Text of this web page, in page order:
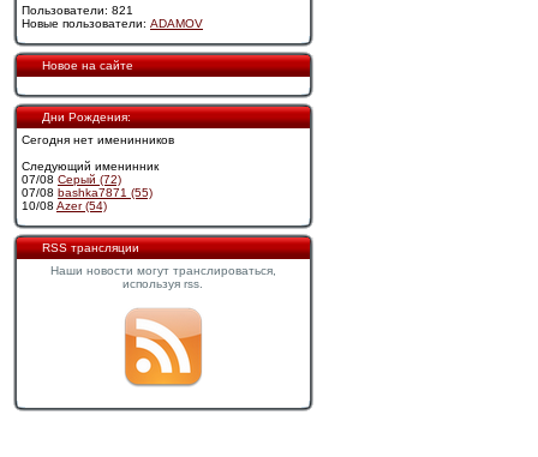
Пользователи: 821
Новые пользователи: ADAMOV
Новое на сайте
Дни Рождения:
Сегодня нет именинников
Следующий именинник
07/08 Cерый (72)
07/08 bashka7871 (55)
10/08 Azer (54)
RSS трансляции
Наши новости могут транслироваться,
используя rss.